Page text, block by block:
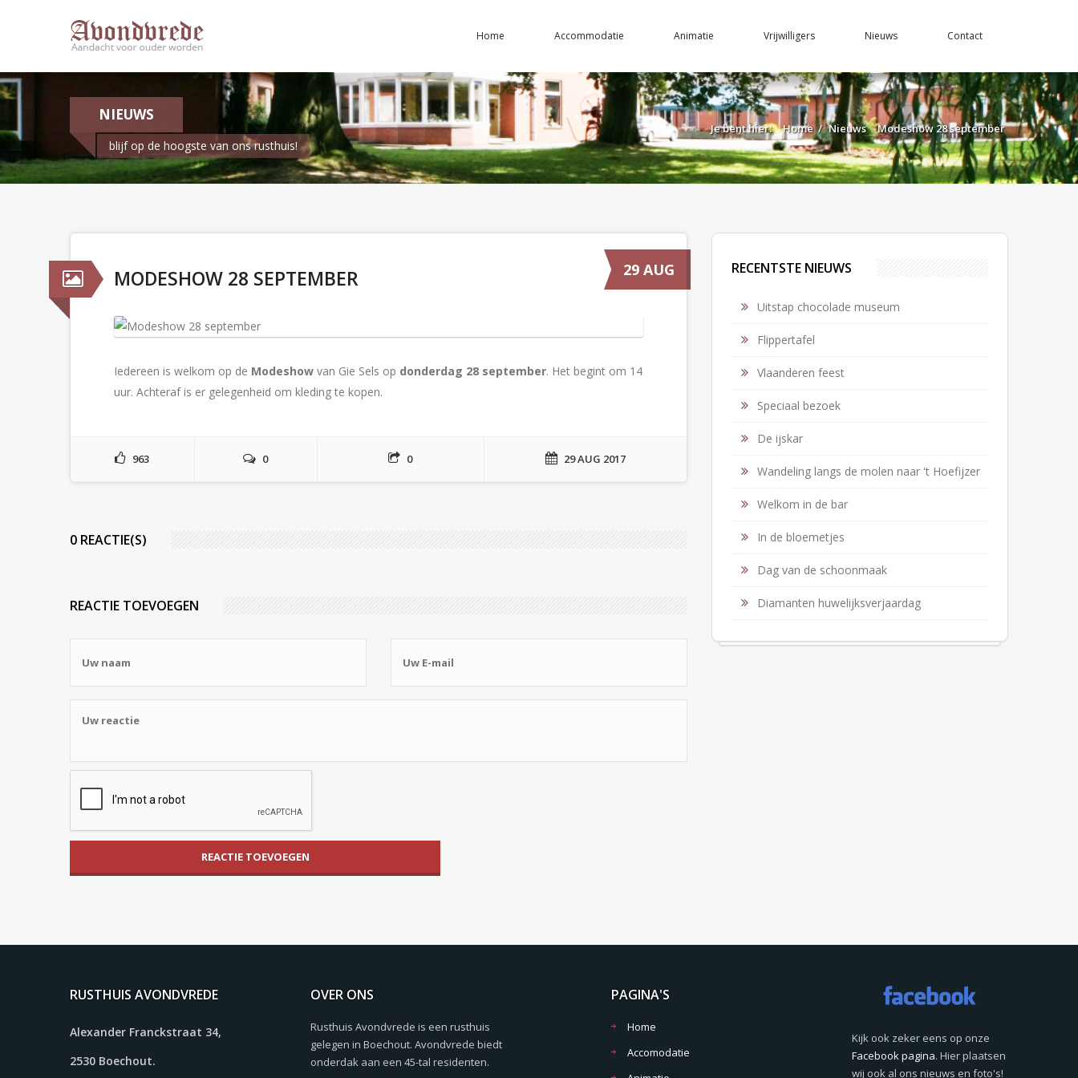
Home Accommodatie Animatie Vrijwilligers Nieuws Contact
NIEUWS
blijf op de hoogste van ons rusthuis!
Je bent hier: Home / Nieuws Modeshow 28 september
MODESHOW 28 SEPTEMBER 29 AUG
Iedereen is welkom op de Modeshow van Gie Sels op donderdag 28 september. Het begint om 14
uur. Achteraf is er gelegenheid om kleding te kopen.
963 0 0 29 AUG 2017
0 REACTIE(S)
REACTIE TOEVOEGEN
RECENTSTE NIEUWS
Uitstap chocolade museum
Flippertafel
Vlaanderen feest
Speciaal bezoek
De ijskar
Wandeling langs de molen naar 't Hoefijzer
Welkom in de bar
In de bloemetjes
Dag van de schoonmaak
Diamanten huwelijksverjaardag
RUSTHUIS AVONDVREDE
Alexander Franckstraat 34,
2530 Boechout.
OVER ONS
Rusthuis Avondvrede is een rusthuis
gelegen in Boechout. Avondvrede biedt
onderdak aan een 45-tal residenten.
PAGINA'S
Home
Accomodatie
Kijk ook zeker eens op onze
Facebook pagina. Hier plaatsen
wij ook al ons nieuws en foto's!